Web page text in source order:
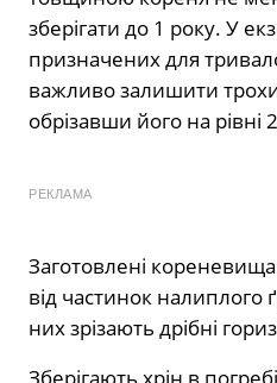
зберігати до 1 року. У
призначених для
важливо залишити
обрізавши його на рівні
РЕКЛАМА
Заготовлені
від частинок налиплого
них зрізають дрібні
Зберігають хрін в